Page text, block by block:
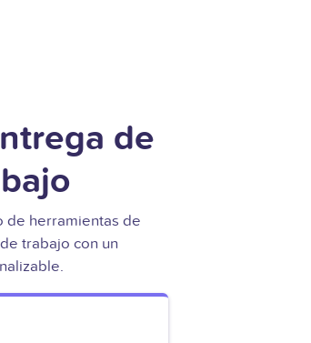
de
de herramientas de
trabajo con un